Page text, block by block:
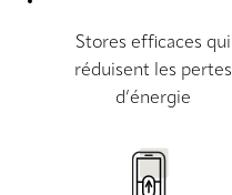
Stores efficaces qui
réduisent les pertes
d’énergie